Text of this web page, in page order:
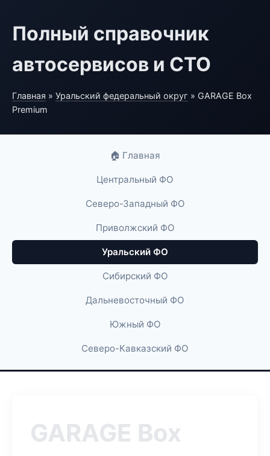
Полный справочник
автосервисов и СТО
Главная » Уральский федеральный округ » GARAGE Box
Premium
🏠 Главная
Центральный ФО
Северо-Западный ФО
Приволжский ФО
Уральский ФО
Сибирский ФО
Дальневосточный ФО
Южный ФО
Северо-Кавказский ФО
GARAGE Box